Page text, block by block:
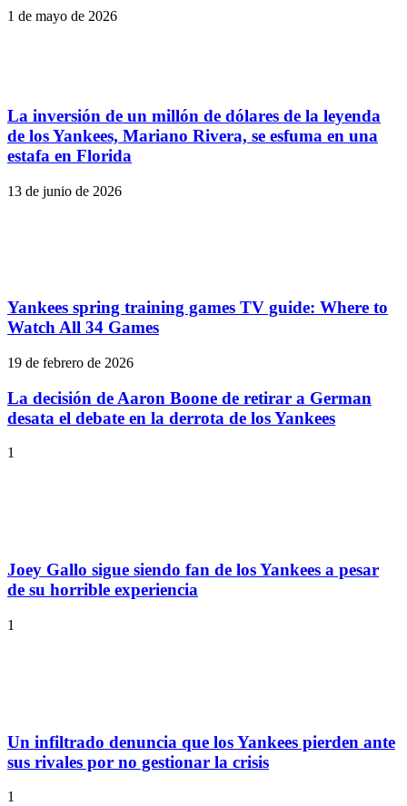
1 de mayo de 2026
La inversión de un millón de dólares de la leyenda
de los Yankees, Mariano Rivera, se esfuma en una
estafa en Florida
13 de junio de 2026
Yankees spring training games TV guide: Where to
Watch All 34 Games
19 de febrero de 2026
La decisión de Aaron Boone de retirar a German
desata el debate en la derrota de los Yankees
1
Joey Gallo sigue siendo fan de los Yankees a pesar
de su horrible experiencia
1
Un infiltrado denuncia que los Yankees pierden ante
sus rivales por no gestionar la crisis
1